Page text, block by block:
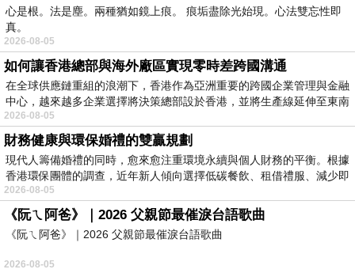
心是根。法是塵。兩種猶如鏡上痕。 痕垢盡除光始現。心法雙忘性即
真。
2026-08-05
如何讓香港總部與海外廠區實現零時差跨國溝通
在全球供應鏈重組的浪潮下，香港作為亞洲重要的跨國企業管理與金融
中心，越來越多企業選擇將決策總部設於香港，並將生產線延伸至東南
2026-08-05
財務健康與環保婚禮的雙贏規劃
現代人籌備婚禮的同時，愈來愈注重環境永續與個人財務的平衡。根據
香港環保團體的調查，近年新人傾向選擇低碳餐飲、租借禮服、減少即
2026-08-05
《阮ㄟ阿爸》｜2026 父親節最催淚台語歌曲
《阮ㄟ阿爸》｜2026 父親節最催淚台語歌曲
2026-08-05